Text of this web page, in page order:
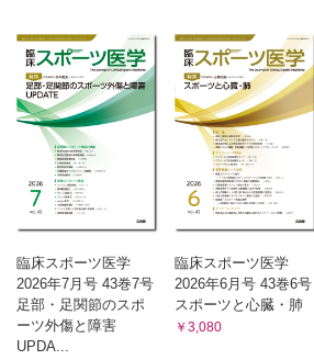
臨床スポーツ医学
2026年7月号 43巻7号
足部・足関節のスポ
ーツ外傷と障害
UPDA...
臨床スポーツ医学
2026年6月号 43巻6号
スポーツと心臓・肺
￥3,080